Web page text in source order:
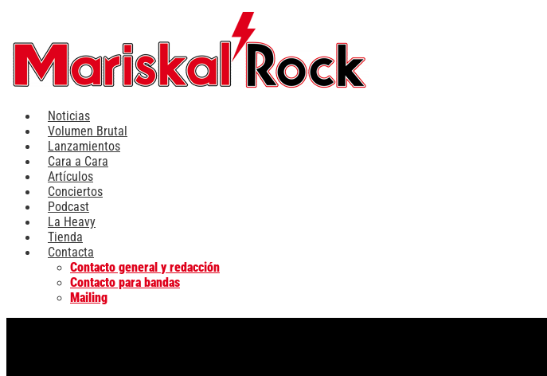
contenido
Noticias
Volumen Brutal
Lanzamientos
Cara a Cara
Artículos
Conciertos
Podcast
La Heavy
Tienda
Contacta
Contacto general y redacción
Contacto para bandas
Mailing